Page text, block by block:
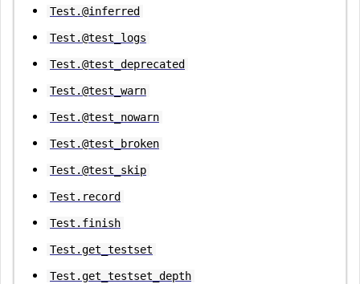
Test.@inferred
Test.@test_logs
Test.@test_deprecated
Test.@test_warn
Test.@test_nowarn
Test.@test_broken
Test.@test_skip
Test.record
Test.finish
Test.get_testset
Test.get_testset_depth